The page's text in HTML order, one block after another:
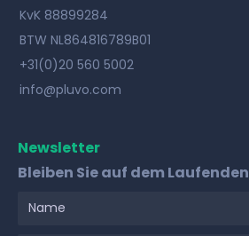
KvK 88899284
BTW NL864816789B01
+31(0)20 560 5002
info@pluvo.com
Newsletter
Bleiben Sie auf dem Laufenden